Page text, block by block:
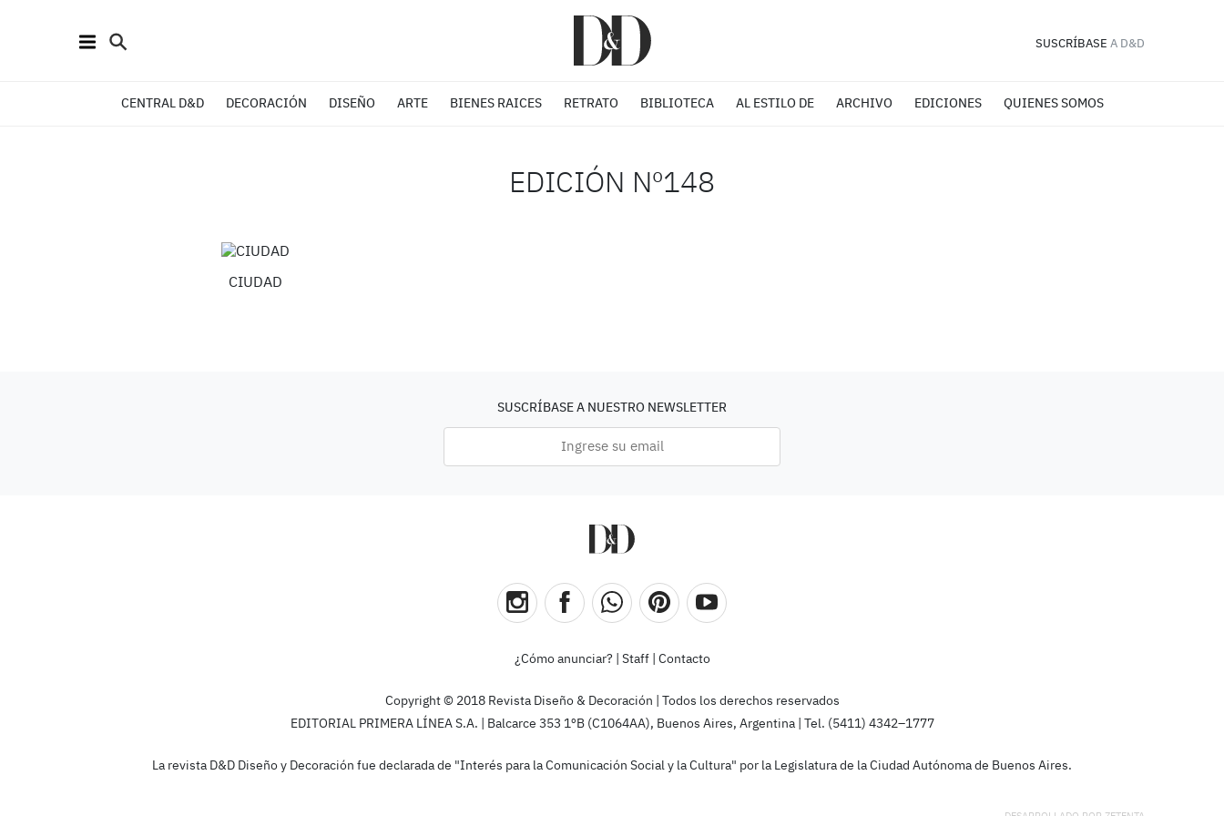
SUSCRÍBASE A D&D
CENTRAL D&D DECORACIÓN DISEÑO ARTE BIENES RAICES RETRATO BIBLIOTECA AL ESTILO DE ARCHIVO EDICIONES QUIENES SOMOS
EDICIÓN Nº148
CIUDAD
SUSCRÍBASE A NUESTRO NEWSLETTER
¿Cómo anunciar? Staff| Contacto
Copyright © 2018 Revista Diseño & Decoración | Todos los derechos reservados
EDITORIAL PRIMERA LÍNEA S.A. | Balcarce 353 1ºB (C1064AA), Buenos Aires, Argentina | Tel. (5411) 4342–1777
La revista D&D Diseño y Decoración fue declarada de "Interés para la Comunicación Social y la Cultura" por la Legislatura de la Ciudad Autónoma de Buenos Aires.